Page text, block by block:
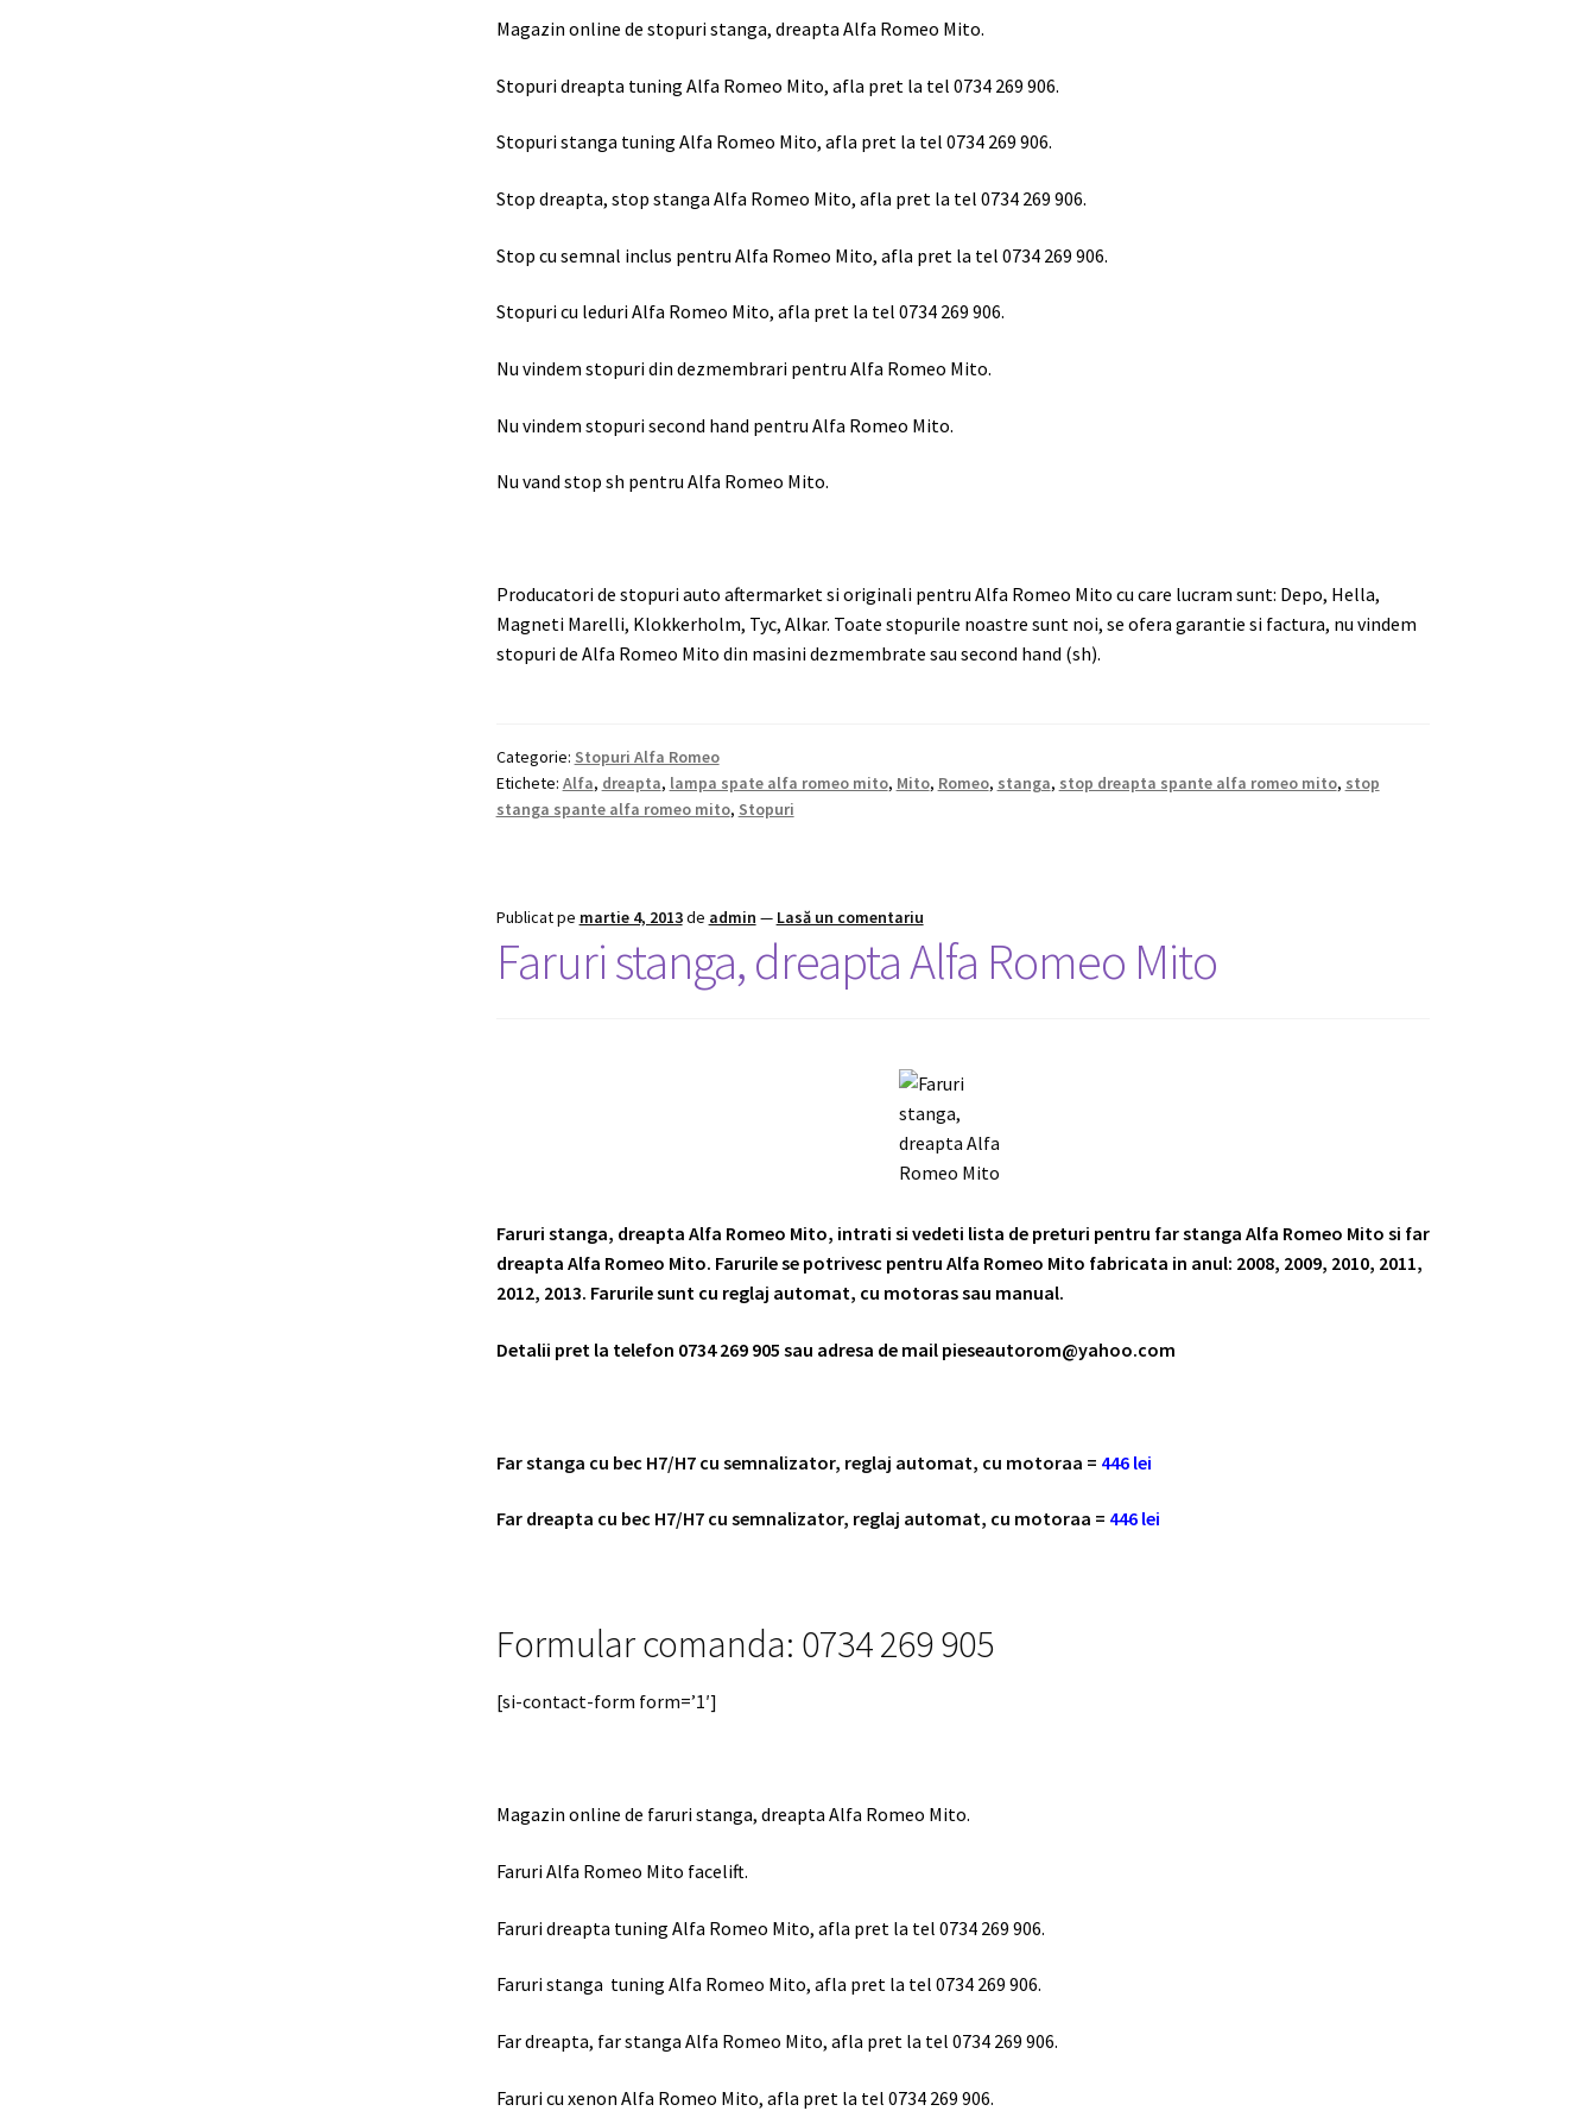
Magazin online de stopuri stanga, dreapta Alfa Romeo Mito.
Stopuri dreapta tuning Alfa Romeo Mito, afla pret la tel 0734 269 906.
Stopuri stanga tuning Alfa Romeo Mito, afla pret la tel 0734 269 906.
Stop dreapta, stop stanga Alfa Romeo Mito, afla pret la tel 0734 269 906.
Stop cu semnal inclus pentru Alfa Romeo Mito, afla pret la tel 0734 269 906.
Stopuri cu leduri Alfa Romeo Mito, afla pret la tel 0734 269 906.
Nu vindem stopuri din dezmembrari pentru Alfa Romeo Mito.
Nu vindem stopuri second hand pentru Alfa Romeo Mito.
Nu vand stop sh pentru Alfa Romeo Mito.
Producatori de stopuri auto aftermarket si originali pentru Alfa Romeo Mito cu care lucram sunt: Depo, Hella,
Magneti Marelli, Klokkerholm, Tyc, Alkar. Toate stopurile noastre sunt noi, se ofera garantie si factura, nu vindem
stopuri de Alfa Romeo Mito din masini dezmembrate sau second hand (sh).
Categorie: Stopuri Alfa Romeo
Etichete: Alfa, dreapta, lampa spate alfa romeo mito, Mito, Romeo, stanga, stop dreapta spante alfa romeo mito, stop
stanga spante alfa romeo mito, Stopuri
Publicat pe martie 4, 2013de admin — Lasă un comentariu
Faruri stanga, dreapta Alfa Romeo Mito
Faruri stanga, dreapta Alfa Romeo Mito, intrati si vedeti lista de preturi pentru far stanga Alfa Romeo Mito si far
dreapta Alfa Romeo Mito. Farurile se potrivesc pentru Alfa Romeo Mito fabricata in anul: 2008, 2009, 2010, 2011,
2012, 2013. Farurile sunt cu reglaj automat, cu motoras sau manual.
Detalii pret la telefon 0734 269 905 sau adresa de mail pieseautorom@yahoo.com
Far stanga cu bec H7/H7 cu semnalizator, reglaj automat, cu motoraa = 446 lei
Far dreapta cu bec H7/H7 cu semnalizator, reglaj automat, cu motoraa = 446 lei
Formular comanda: 0734 269 905
[si-contact-form form=’1′]
Magazin online de faruri stanga, dreapta Alfa Romeo Mito.
Faruri Alfa Romeo Mito facelift.
Faruri dreapta tuning Alfa Romeo Mito, afla pret la tel 0734 269 906.
Faruri stanga tuning Alfa Romeo Mito, afla pret la tel 0734 269 906.
Far dreapta, far stanga Alfa Romeo Mito, afla pret la tel 0734 269 906.
Faruri cu xenon Alfa Romeo Mito, afla pret la tel 0734 269 906.